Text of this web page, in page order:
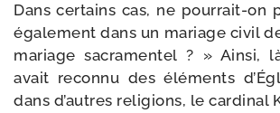
Dans cer­tains cas, ne pourrait-​on
éga­le­ment dans un mariage civil
mariage sacra­men­tel ? » Ainsi,
avait recon­nu des élé­ments
dans d’autres reli­gions, le car­di­nal